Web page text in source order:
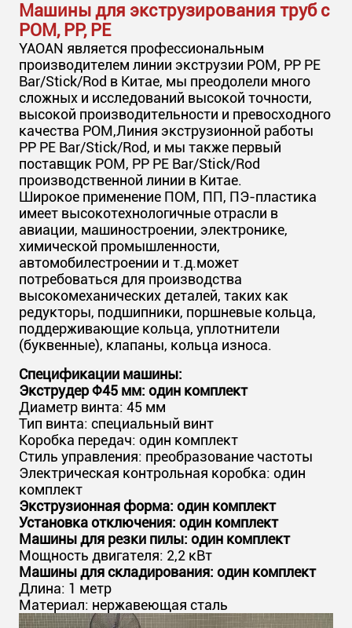
Машины для экструзирования труб с
POM, PP, PE
YAOAN является профессиональным
производителем линии экструзии POM, PP PE
Bar/Stick/Rod в Китае, мы преодолели много
сложных и исследований высокой точности,
высокой производительности и превосходного
качества POM,Линия экструзионной работы
PP PE Bar/Stick/Rod, и мы также первый
поставщик POM, PP PE Bar/Stick/Rod
производственной линии в Китае.
Широкое применение ПОМ, ПП, ПЭ-пластика
имеет высокотехнологичные отрасли в
авиации, машиностроении, электронике,
химической промышленности,
автомобилестроении и т.д.может
потребоваться для производства
высокомеханических деталей, таких как
редукторы, подшипники, поршневые кольца,
поддерживающие кольца, уплотнители
(буквенные), клапаны, кольца износа.
Спецификации машины:
Экструдер Φ45 мм: один комплект
Диаметр винта: 45 мм
Тип винта: специальный винт
Коробка передач: один комплект
Стиль управления: преобразование частоты
Электрическая контрольная коробка: один
комплект
Экструзионная форма: один комплект
Установка отключения: один комплект
Машины для резки пилы: один комплект
Мощность двигателя: 2,2 кВт
Машины для складирования: один комплект
Длина: 1 метр
Материал: нержавеющая сталь